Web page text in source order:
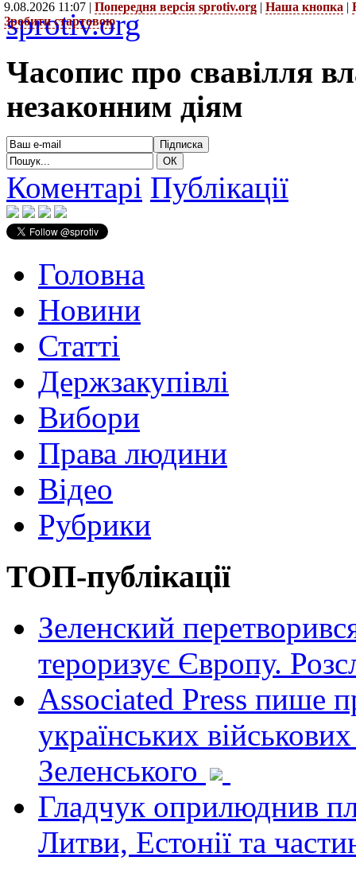
9.08.2026 11:07 | Попередня версія sprotiv.org | Наша кнопка |
Зробити стартовою
sprotiv.org
Часопис про свавілля
незаконним діям
Коментарі Публікації
Головна
Новини
Статті
Держзакупівлі
Вибори
Права людини
Відео
Рубрики
ТОП-публікації
Зеленский
тероризує Європу.
Associated Press пише
українських
Зеленського
Гладчук оприлюднив
Литви, Естонії та